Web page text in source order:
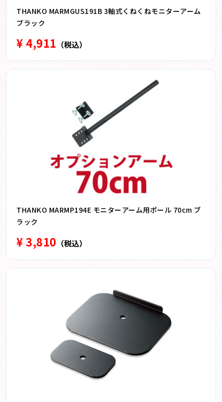
THANKO MARMGUS191B 3軸式くねくねモニターアーム
ブラック
¥ 4,911 （税込）
THANKO MARMP194E モニターアーム用ポール 70cm ブ
ラック
¥ 3,810 （税込）